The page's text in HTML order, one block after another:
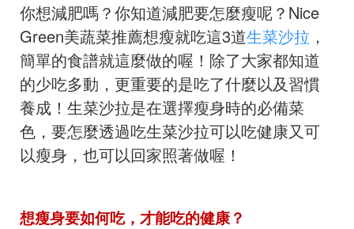
你想減肥嗎？你知道減肥要怎麼瘦呢？Nice
Green美蔬菜推薦想瘦就吃這3道生菜沙拉 ，
簡單的食譜就這麼做的喔！除了大家都知道
的少吃多動，更重要的是吃了什麼以及習慣
養成！生菜沙拉是在選擇瘦身時的必備菜
色，要怎麼透過吃生菜沙拉可以吃健康又可
以瘦身，也可以回家照著做喔！
想瘦身要如何吃，才能吃的健康？